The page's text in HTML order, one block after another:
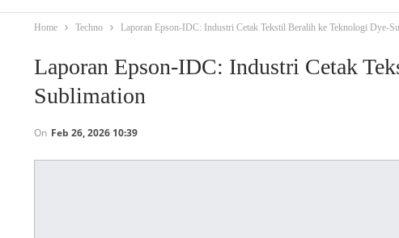
LIFESTYLE ASIANPOSTTV
Home Techno Laporan Epson-IDC: Industri Cetak Tekstil Beralih ke Teknologi Dye-
Laporan Epson-IDC: Industri Cetak
Sublimation
On Feb 26, 2026 10:39